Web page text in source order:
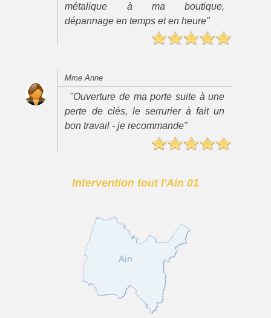
métalique à ma boutique,
dépannage en temps et en heure"
Mme Anne
"Ouverture de ma porte suite à une
perte de clés, le serrurier à fait un
bon travail - je recommande"
Intervention tout l'Ain 01